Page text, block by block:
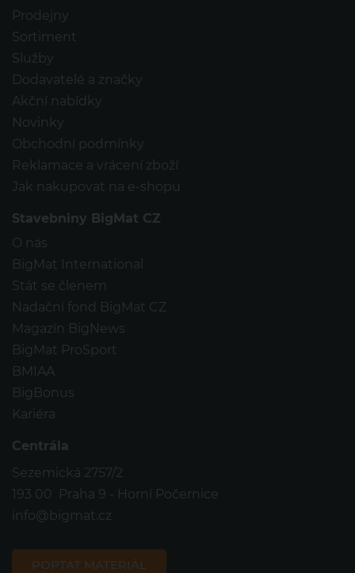
Prodejny
Sortiment
Služby
Dodavatelé a značky
Akční nabídky
Novinky
Obchodní podmínky
Reklamace a vrácení zboží
Jak nakupovat na e-shopu
Stavebniny BigMat CZ
O nás
BigMat International
Stát se členem
Nadační fond BigMat CZ
Magazín BigNews
BigMat ProSport
BMIAA
BigBonus
Kariéra
Centrála
Sezemická 2757/2
193 00 Praha 9 - Horní Počernice
info@bigmat.cz